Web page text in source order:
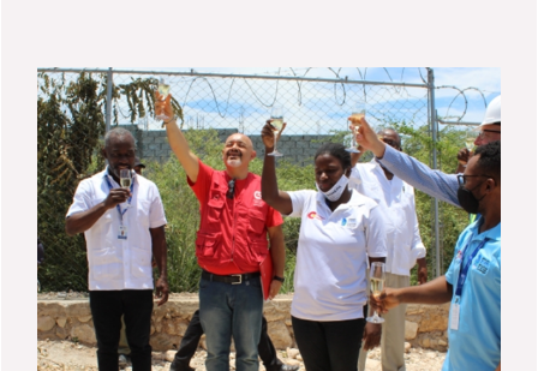
saneamiento, la Dirección Nacional de Agua
Saneamiento (DINEPA) decidió invertir
esfuerzos en la reparación de pequeños
sistemas de agua en zonas rurales. La
implementación de esta estrategia fue
posible gracias a la financiación de la
Agencia Española de Cooperación
Internacional al Desarrollo (AECID).